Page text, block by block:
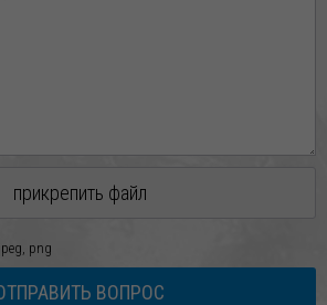
прикрепить файл
png
ВОПРОС